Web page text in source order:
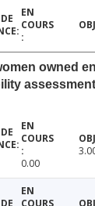
owned
0.00